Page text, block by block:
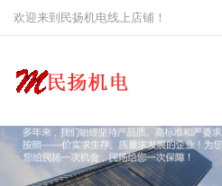
欢迎来到民扬机电线上店铺！